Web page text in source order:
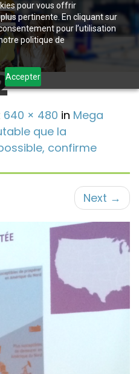
pour vous offrir
pertinente. En cliquant sur
pour l’utilisation
politique de
Accepter
640 × 480 in Mega
que la
confirme
Next →